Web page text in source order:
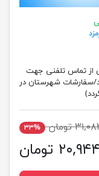
پس از تماس تلفنی جهت
سفارشات شهرستان در
تومان ۳۳%
تومان